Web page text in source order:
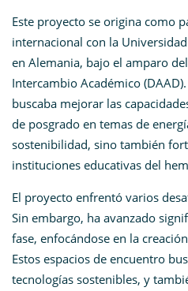
Este proyecto se origina como
internacional con la
en Alemania, bajo el amparo
Intercambio Académico
buscaba mejorar las
de posgrado en temas de
sostenibilidad, sino también
instituciones educativas del
El proyecto enfrentó varios
Sin embargo, ha avanzado
fase, enfocándose en la
Estos espacios de encuentro
tecnologías sostenibles, y